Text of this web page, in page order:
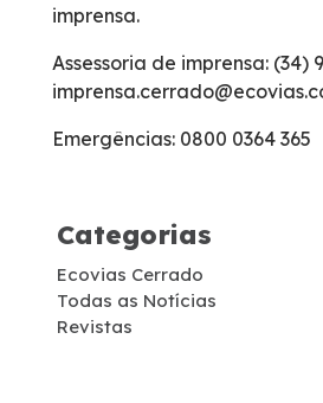
Carta ao Usuário
Carta ao Usuário Anteriores
Agenda de Obras
Histórico de obras
imprensa.
Assessoria de imprensa: (34)
Emergências: 0800 0364 365
Categorias
Ecovias Cerrado
Todas as Notícias
Revistas